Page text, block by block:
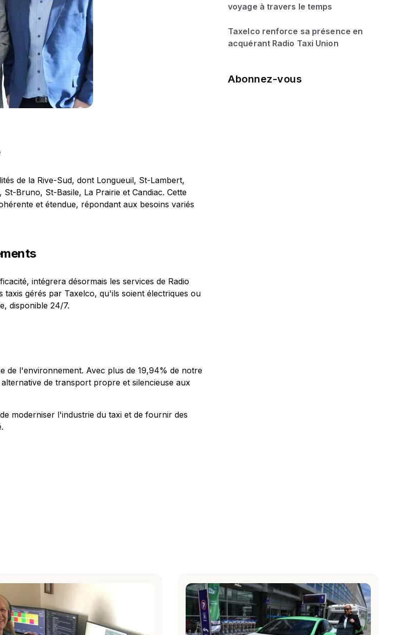
de la Rive-Sud, dont Longueuil, St-Lambert,
Bruno, St-Basile, La Prairie et Candiac. Cette
et étendue, répondant aux besoins variés
intégrera désormais les services de Radio
gérés par Taxelco, qu'ils soient électriques ou
disponible 24/7.
de l'environnement. Avec plus de 19,94% de notre
de transport propre et silencieuse aux
moderniser l'industrie du taxi et de fournir des
voyage à travers le temps
Taxelco renforce sa présence en
acquérant Radio Taxi Union
Abonnez-vous